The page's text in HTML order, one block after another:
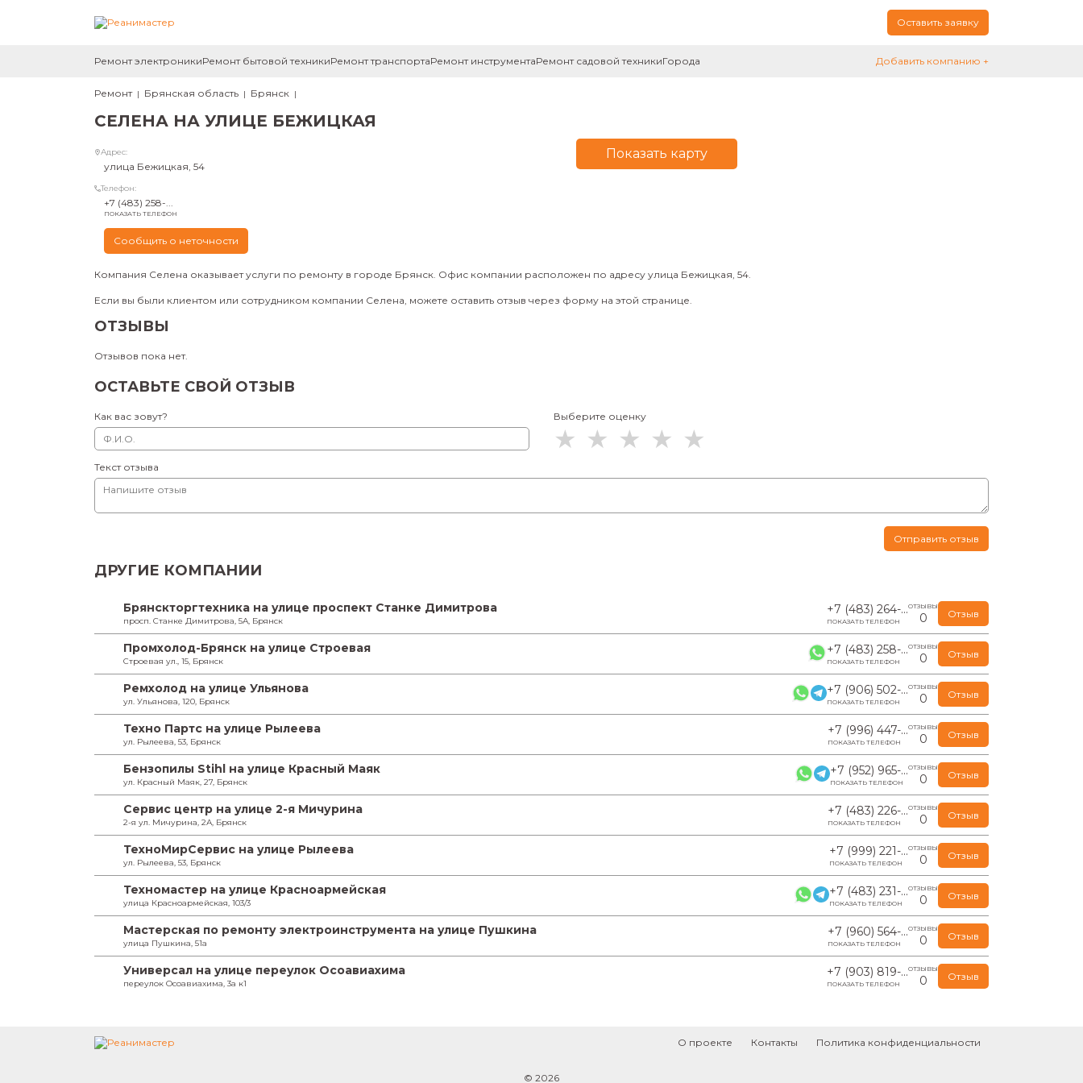
Оставить заявку
Ремонт электроникиРемонт бытовой техникиРемонт транспортаРемонт инструментаРемонт садовой техникиГорода Добавить компанию +
Ремонт Брянская область Брянск
СЕЛЕНА НА УЛИЦЕ БЕЖИЦКАЯ
Адрес:
улица Бежицкая, 54
Телефон:
+7 (483) 258-...
ПОКАЗАТЬ ТЕЛЕФОН
Сообщить о неточности
Показать карту
Компания Селена оказывает услуги по ремонту в городе Брянск. Офис компании расположен по адресу улица Бежицкая, 54.
Если вы были клиентом или сотрудником компании Селена, можете оставить отзыв через форму на этой странице.
ОТЗЫВЫ
Отзывов пока нет.
ОСТАВЬТЕ СВОЙ ОТЗЫВ
Как вас зовут? Выберите оценку
Текст отзыва
Отправить отзыв
ДРУГИЕ КОМПАНИИ
Брянскторгтехника на улице проспект Станке Димитрова
просп. Станке Димитрова, 5А, Брянск
+7 (483) 264-...
ПОКАЗАТЬ ТЕЛЕФОН
ОТЗЫВЫ
0 Отзыв
Промхолод-Брянск на улице Строевая
Строевая ул., 15, Брянск
+7 (483) 258-...
ПОКАЗАТЬ ТЕЛЕФОН
ОТЗЫВЫ
0 Отзыв
Ремхолод на улице Ульянова
ул. Ульянова, 120, Брянск
+7 (906) 502-...
ПОКАЗАТЬ ТЕЛЕФОН
ОТЗЫВЫ
0 Отзыв
Техно Партс на улице Рылеева
ул. Рылеева, 53, Брянск
+7 (996) 447-...
ПОКАЗАТЬ ТЕЛЕФОН
ОТЗЫВЫ
0 Отзыв
Бензопилы Stihl на улице Красный Маяк
ул. Красный Маяк, 27, Брянск
+7 (952) 965-...
ПОКАЗАТЬ ТЕЛЕФОН
ОТЗЫВЫ
0 Отзыв
Сервис центр на улице 2-я Мичурина
2-я ул. Мичурина, 2А, Брянск
+7 (483) 226-...
ПОКАЗАТЬ ТЕЛЕФОН
ОТЗЫВЫ
0 Отзыв
ТехноМирСервис на улице Рылеева
ул. Рылеева, 53, Брянск
+7 (999) 221-...
ПОКАЗАТЬ ТЕЛЕФОН
ОТЗЫВЫ
0 Отзыв
Техномастер на улице Красноармейская
улица Красноармейская, 103/3
+7 (483) 231-...
ПОКАЗАТЬ ТЕЛЕФОН
ОТЗЫВЫ
0 Отзыв
Мастерская по ремонту электроинструмента на улице Пушкина
улица Пушкина, 51а
+7 (960) 564-...
ПОКАЗАТЬ ТЕЛЕФОН
ОТЗЫВЫ
0 Отзыв
Универсал на улице переулок Осоавиахима
переулок Осоавиахима, 3а к1
+7 (903) 819-...
ПОКАЗАТЬ ТЕЛЕФОН
ОТЗЫВЫ
0 Отзыв
О проекте Контакты Политика конфиденциальности
© 2026